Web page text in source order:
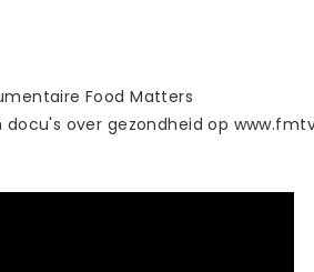
Food Matters
over gezondheid op